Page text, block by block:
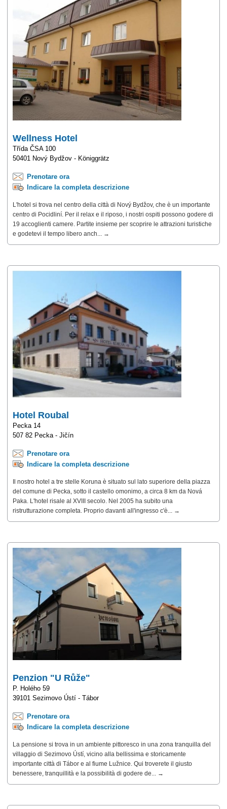
Wellness Hotel
Třída ČSA 100
50401 Nový Bydžov - Königgrätz
Prenotare ora
Indicare la completa descrizione
L'hotel si trova nel centro della città di Nový Bydžov, che è un importante
centro di Pocidliní. Per il relax e il riposo, i nostri ospiti possono godere di
19 accoglienti camere. Partite insieme per scoprire le attrazioni turistiche
e godetevi il tempo libero anch... →
Hotel Roubal
Pecka 14
507 82 Pecka - Jičín
Prenotare ora
Indicare la completa descrizione
Il nostro hotel a tre stelle Koruna è situato sul lato superiore della piazza
del comune di Pecka, sotto il castello omonimo, a circa 8 km da Nová
Paka. L'hotel risale al XVIII secolo. Nel 2005 ha subito una
ristrutturazione completa. Proprio davanti all'ingresso c'è... →
Penzion "U Růže"
P. Holého 59
39101 Sezimovo Ústí - Tábor
Prenotare ora
Indicare la completa descrizione
La pensione si trova in un ambiente pittoresco in una zona tranquilla del
villaggio di Sezimovo Ústí, vicino alla bellissima e storicamente
importante città di Tábor e al fiume Lužnice. Qui troverete il giusto
benessere, tranquillità e la possibilità di godere de... →